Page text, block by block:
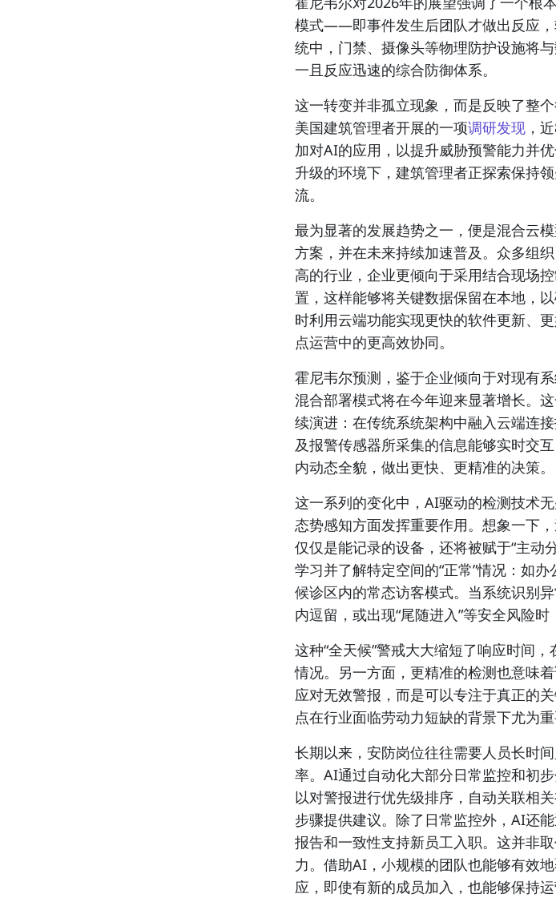
模式——即事件发生后团队才做出反应
统中，门禁、摄像头等物理防护设施将
一且反应迅速的综合防御体系。
这一转变并非孤立现象，而是反映了整
美国建筑管理者开展的一项调研发现 ，
加对AI的应用，以提升威胁预警能力并
升级的环境下，建筑管理者正探索保持
流。
最为显著的发展趋势之一，便是混合云
方案，并在未来持续加速普及。众多组
高的行业，企业更倾向于采用结合现场
置，这样能够将关键数据保留在本地，
时利用云端功能实现更快的软件更新、
点运营中的更高效协同。
霍尼韦尔预测，鉴于企业倾向于对现有
混合部署模式将在今年迎来显著增长。
续演进：在传统系统架构中融入云端连
及报警传感器所采集的信息能够实时交
内动态全貌，做出更快、更精准的决策。
这一系列的变化中，AI驱动的检测技术
态势感知方面发挥重要作用。想象一下
仅仅是能记录的设备，还将被赋于“主动
学习并了解特定空间的“正常”情况：如
候诊区内的常态访客模式。当系统识别
内逗留，或出现“尾随进入”等安全风险
这种“全天候”警戒大大缩短了响应时间
情况。另一方面，更精准的检测也意味
应对无效警报，而是可以专注于真正的
点在行业面临劳动力短缺的背景下尤为重
长期以来，安防岗位往往需要人员长时
率。AI通过自动化大部分日常监控和初
以对警报进行优先级排序，自动关联相
步骤提供建议。除了日常监控外，AI还
报告和一致性支持新员工入职。这并非
力。借助AI，小规模的团队也能够有效
应，即使有新的成员加入，也能够保持运